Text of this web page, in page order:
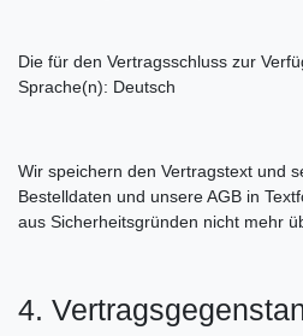
Die für den Vertragsschluss zur
Sprache(n): Deutsch
Wir speichern den Vertragstext und
Bestelldaten und unsere AGB in
aus Sicherheitsgründen nicht mehr
4.